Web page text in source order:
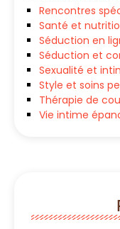
Rencontres
Santé et
Séduction en
Séduction et
Sexualité et
Style et soins
Thérapie de
Vie intime